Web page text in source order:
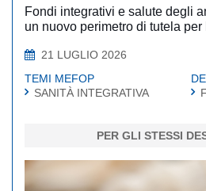
Fondi integrativi e salute degli
un nuovo perimetro di tutela
21 LUGLIO 2026
TEMI MEFOP
SANITÀ INTEGRATIVA
PER GLI STESSI